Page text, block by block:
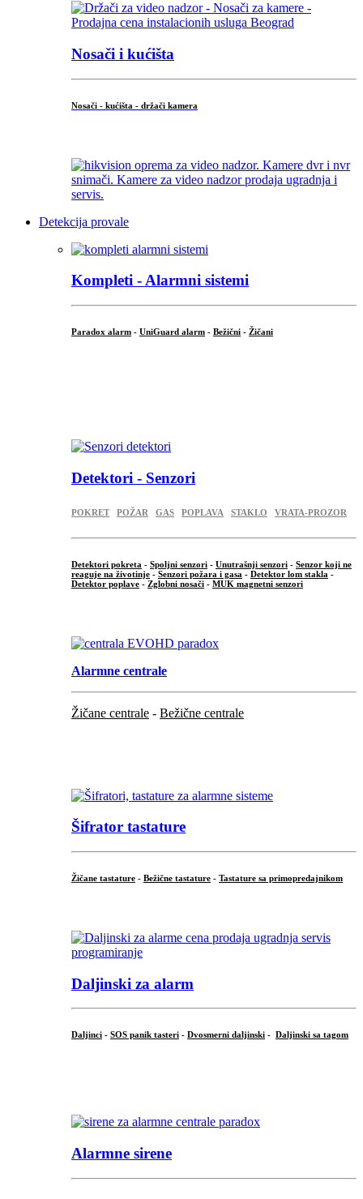
Nosači i kućišta
Nosači - kućišta - držači kamera
Detekcija provale
Kompleti - Alarmni sistemi
Paradox alarm - UniGuard alarm - Bežični - Žičani
Detektori - Senzori
POKRET POŽAR GAS POPLAVA STAKLO VRATA-PROZOR
Detektori pokreta - Spoljni senzori - Unutrašnji senzori - Senzor koji ne
reaguje na životinje - Senzori požara i gasa - Detektor lom stakla -
Detektor poplave - Zglobni nosači - MUK magnetni senzori
Alarmne centrale
Žičane centrale - Bežične centrale
Šifrator tastature
Žičane tastature - Bežične tastature - Tastature sa primopredajnikom
Daljinski za alarm
Daljinci - SOS panik tasteri - Dvosmerni daljinski - Daljinski sa tagom
Alarmne sirene